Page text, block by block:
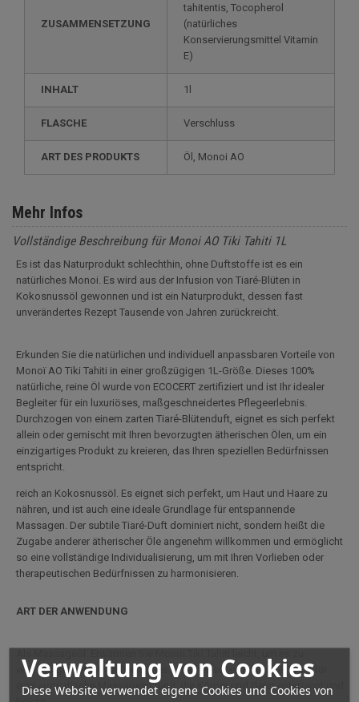
Verwaltung von Cookies
Diese Website verwendet eigene Cookies und Cookies von
ZUSAMMENSETZUNG
tahitentis, Tocopherol
(natürliches
Konservierungsmittel Vitamin
E)
INHALT 1l
FLASCHE Verschluss
ART DES PRODUKTS Öl, Monoi AO
Mehr Infos
Vollständige Beschreibung für Monoi AO Tiki Tahiti 1L
Es ist das Naturprodukt schlechthin, ohne Duftstoffe ist es ein
natürliches Monoi. Es wird aus der Infusion von Tiaré-Blüten in
Kokosnussöl gewonnen und ist ein Naturprodukt, dessen fast
unverändertes Rezept Tausende von Jahren zurückreicht.
Erkunden Sie die natürlichen und individuell anpassbaren Vorteile von
Monoï AO Tiki Tahiti in einer großzügigen 1L-Größe. Dieses 100%
natürliche, reine Öl wurde von ECOCERT zertifiziert und ist Ihr idealer
Begleiter für ein luxuriöses, maßgeschneidertes Pflegeerlebnis.
Durchzogen von einem zarten Tiaré-Blütenduft, eignet es sich perfekt
allein oder gemischt mit Ihren bevorzugten ätherischen Ölen, um ein
einzigartiges Produkt zu kreieren, das Ihren speziellen Bedürfnissen
entspricht.
reich an Kokosnussöl. Es eignet sich perfekt, um Haut und Haare zu
nähren, und ist auch eine ideale Grundlage für entspannende
Massagen. Der subtile Tiaré-Duft dominiert nicht, sondern heißt die
Zugabe anderer ätherischer Öle angenehm willkommen und ermöglicht
so eine vollständige Individualisierung, um mit Ihren Vorlieben oder
therapeutischen Bedürfnissen zu harmonisieren.
ART DER ANWENDUNG
verflüssigen, und mischen Sie es mit ätherischen Ölen Ihrer Wahl für
eine aromatische Massagesitzung, die Körper und Geist entspannt und